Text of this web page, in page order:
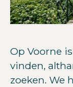
Op Voorne
vinden,
zoeken. We